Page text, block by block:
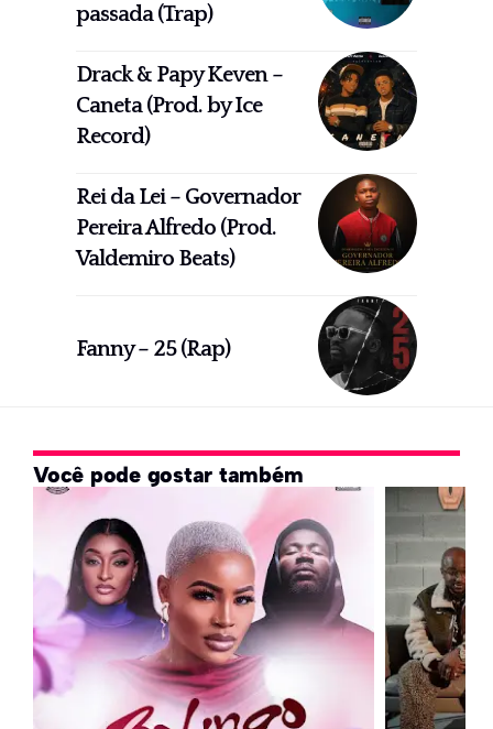
passada (Trap)
Drack & Papy Keven –
Caneta (Prod. by Ice
Record)
Rei da Lei – Governador
Pereira Alfredo (Prod.
Valdemiro Beats)
Fanny – 25 (Rap)
Você pode gostar também